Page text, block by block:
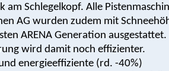
am Schlegelkopf. Alle
AG wurden zudem mit
ARENA Generation ausgestattet.
wird damit noch effizienter.
energieeffiziente (rd. -40%)